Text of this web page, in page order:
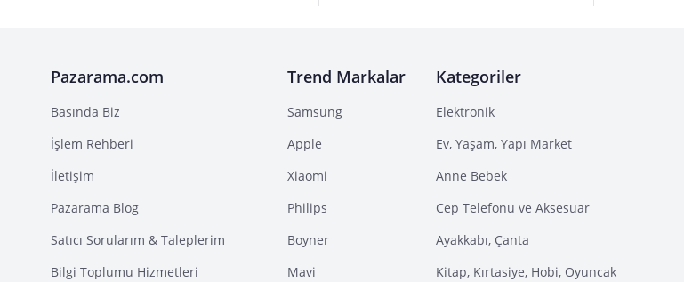
Pazarama.com
Basında Biz
İşlem Rehberi
İletişim
Pazarama Blog
Satıcı Sorularım & Taleplerim
Bilgi Toplumu Hizmetleri
Trend Markalar
Samsung
Apple
Xiaomi
Philips
Boyner
Mavi
Kategoriler
Elektronik
Ev, Yaşam, Yapı Market
Anne Bebek
Cep Telefonu ve Aksesuar
Ayakkabı, Çanta
Kitap, Kırtasiye, Hobi, Oyuncak